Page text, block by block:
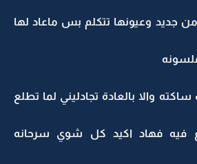
جديد وعيونها تتكلم بس ماعاد لها
والا بالعادة تجادليني لما تطلع
فهاد اكيد كل شوي سرحانه